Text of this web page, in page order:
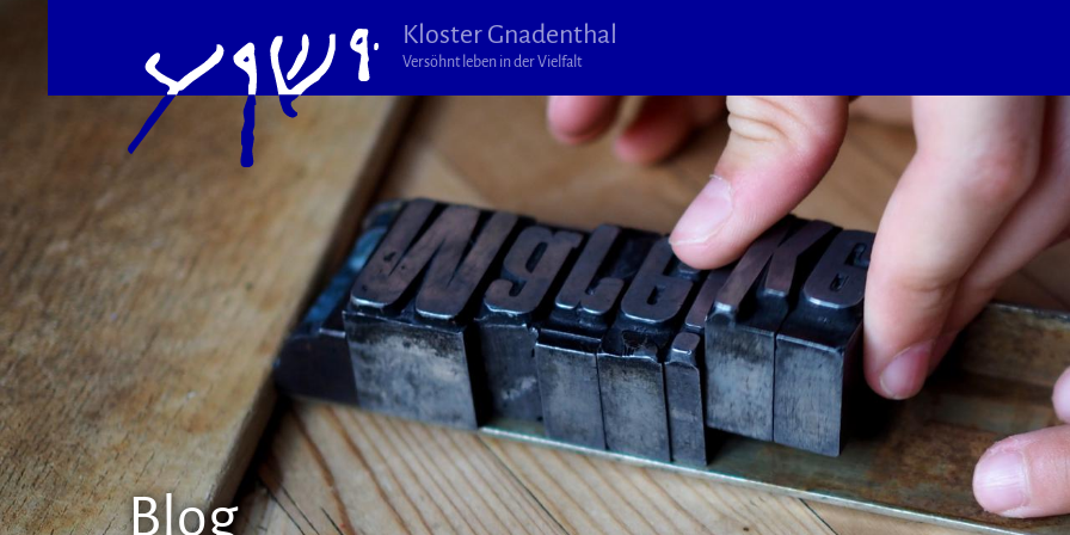
Kloster Gnadenthal
Versöhnt leben in der Vielfalt
Blog